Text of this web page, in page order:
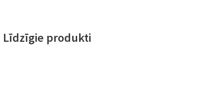
Līdzīgie produkti